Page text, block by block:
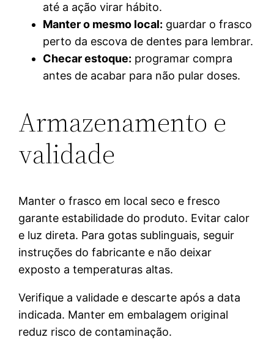
até a ação virar hábito.
Manter o mesmo local: guardar o frasco
perto da escova de dentes para lembrar.
Checar estoque: programar compra
antes de acabar para não pular doses.
Armazenamento e
validade
Manter o frasco em local seco e fresco
garante estabilidade do produto. Evitar calor
e luz direta. Para gotas sublinguais, seguir
instruções do fabricante e não deixar
exposto a temperaturas altas.
Verifique a validade e descarte após a data
indicada. Manter em embalagem original
reduz risco de contaminação.